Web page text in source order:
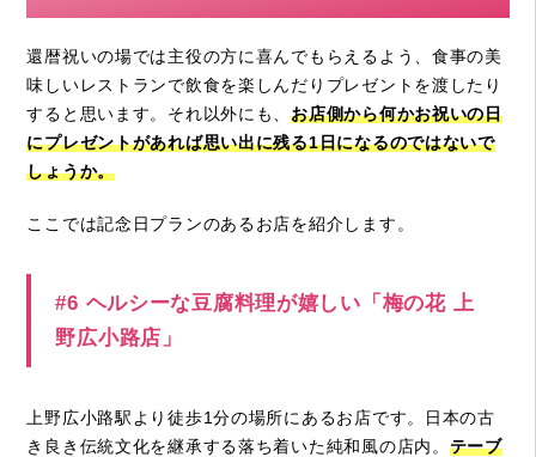
還暦祝いの場では主役の方に喜んでもらえるよう、食事の美
味しいレストランで飲食を楽しんだりプレゼントを渡したり
すると思います。それ以外にも、お店側から何かお祝いの日
にプレゼントがあれば思い出に残る1日になるのではないで
しょうか。
ここでは記念日プランのあるお店を紹介します。
#6 ヘルシーな豆腐料理が嬉しい「梅の花 上
野広小路店」
上野広小路駅より徒歩1分の場所にあるお店です。日本の古
き良き伝統文化を継承する落ち着いた純和風の店内。 テーブ